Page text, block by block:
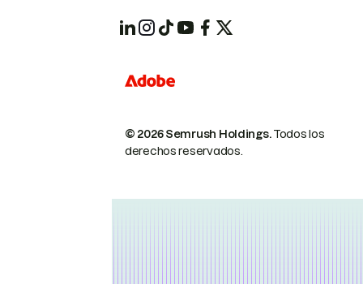
© 2026 Semrush Holdings.Todos los
derechos reservados.